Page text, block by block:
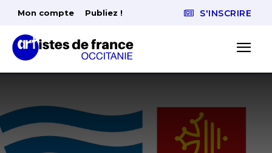
Mon compte Publiez ! S'INSCRIRE